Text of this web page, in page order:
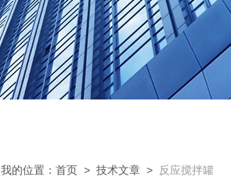
我的位置： 首页 > 技术文章 > 反应搅拌罐